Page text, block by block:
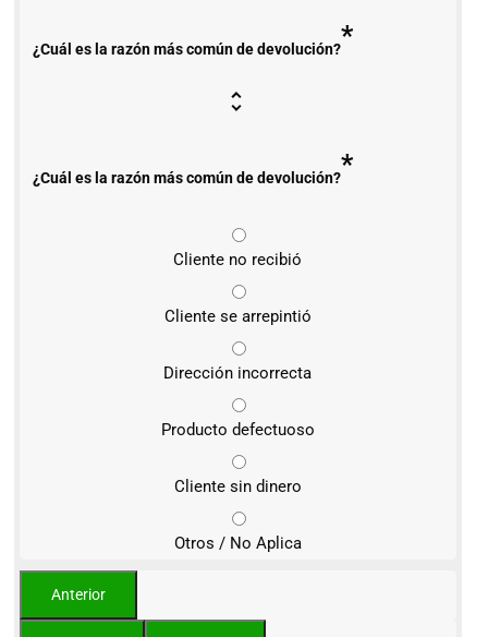
¿Cuál es la razón más común de devolución?*
¿Cuál es la razón más común de devolución?*
Cliente no recibió
Cliente se arrepintió
Dirección incorrecta
Producto defectuoso
Cliente sin dinero
Otros / No Aplica